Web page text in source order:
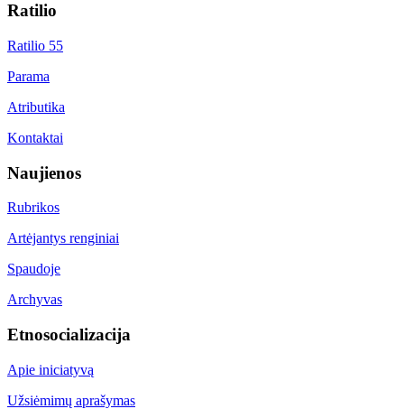
Ratilio
Ratilio 55
Parama
Atributika
Kontaktai
Naujienos
Rubrikos
Artėjantys renginiai
Spaudoje
Archyvas
Etnosocializacija
Apie iniciatyvą
Užsiėmimų aprašymas